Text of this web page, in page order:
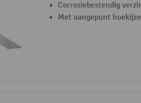
Corrosiebestendig
Met aangepunt